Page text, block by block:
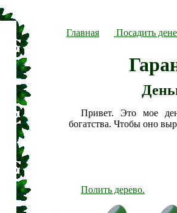
Главная Посадить
Привет. Это мое
богатства. Чтобы оно
Полить дерево.